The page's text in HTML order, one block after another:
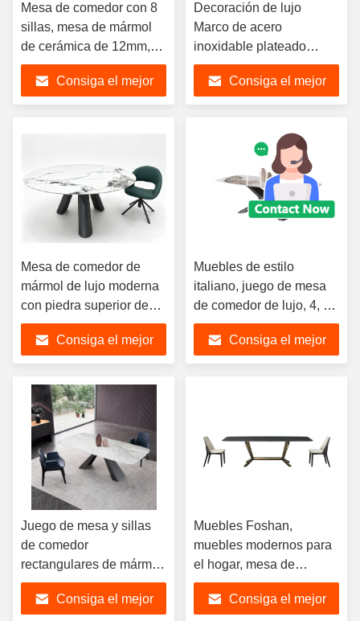
Mesa de comedor con 8
sillas, mesa de mármol
de cerámica de 12mm,
venta al por mayor,
muebles modernos para
el hogar, juego de mesa
Consiga el mejor
Decoración de lujo
Marco de acero
inoxidable plateado
Juego de mesa de
comedor rectangular con
tapa de mármol para
muebles de comedor
Consiga el mejor
Mesa de comedor de
mármol de lujo moderna
con piedra superior de
mármol de alta calidad
para uso en el hotel o
apartamento de la sala
de estar
Consiga el mejor
Muebles de estilo
italiano, juego de mesa
de comedor de lujo, 4, 6,
8 sillas, juego de mesa y
silla de comedor para
restaurante, mesa de
Consiga el mejor
Juego de mesa y sillas
de comedor
rectangulares de mármol,
luz de fábrica, con patas
de Metal, muebles de
Consiga el mejor
Muebles Foshan,
muebles modernos para
el hogar, mesa de
comedor, silla,
restaurante, cocina,
Consiga el mejor